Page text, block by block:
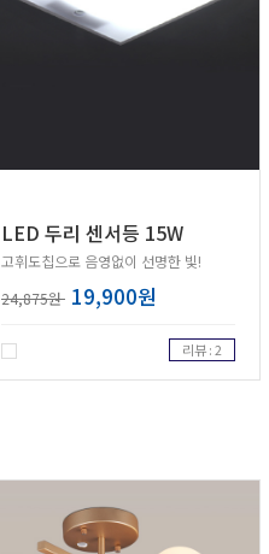
LED 두리 센서등 15W
고휘도칩으로 음영없이 선명한 빛!
24,875원 19,900원
리뷰 : 2